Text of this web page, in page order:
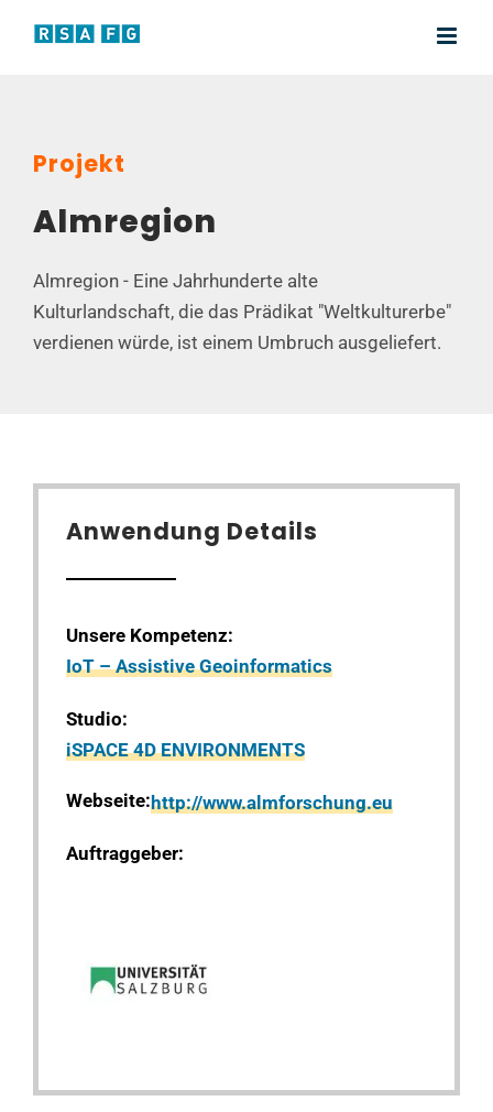
Inhalt
Projekt
Almregion
Almregion - Eine Jahrhunderte alte
Kulturlandschaft, die das Prädikat "Weltkulturerbe"
verdienen würde, ist einem Umbruch ausgeliefert.
Anwendung Details
Unsere Kompetenz:
IoT – Assistive Geoinformatics
Studio:
iSPACE 4D ENVIRONMENTS
Webseite:http://www.almforschung.eu
Auftraggeber: